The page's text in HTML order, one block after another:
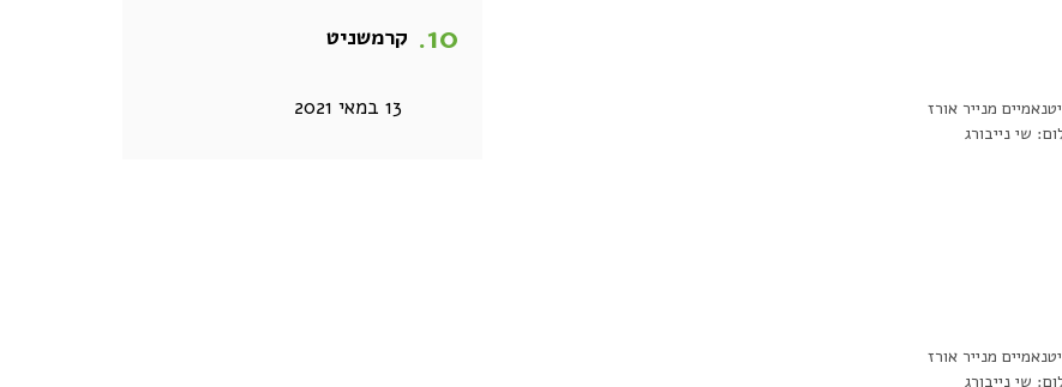
מנייר אורז
שי נייבורג
מנייר אורז
שי נייבורג
קרמשניט
13 במאי 2021